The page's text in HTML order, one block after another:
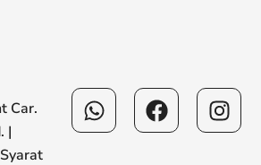
Car.
|
Syarat
WhatsappFacebook